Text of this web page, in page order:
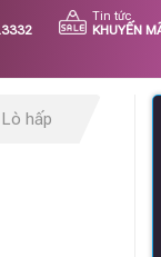
Tin tức
KHUYẾN
hấp